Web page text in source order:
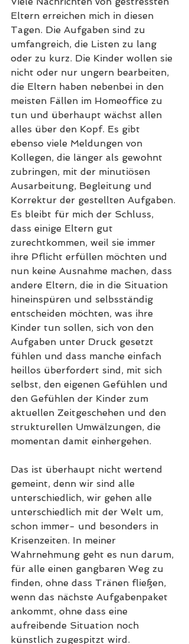
Eltern erreichen mich in diesen
Tagen. Die Aufgaben sind zu
umfangreich, die Listen zu lang
oder zu kurz. Die Kinder wollen sie
nicht oder nur ungern bearbeiten,
die Eltern haben nebenbei in den
meisten Fällen im Homeoffice zu
tun und überhaupt wächst allen
alles über den Kopf. Es gibt
ebenso viele Meldungen von
Kollegen, die länger als gewohnt
zubringen, mit der minutiösen
Ausarbeitung, Begleitung und
Korrektur der gestellten Aufgaben.
Es bleibt für mich der Schluss,
dass einige Eltern gut
zurechtkommen, weil sie immer
ihre Pflicht erfüllen möchten und
nun keine Ausnahme machen, dass
andere Eltern, die in die Situation
hineinspüren und selbsständig
entscheiden möchten, was ihre
Kinder tun sollen, sich von den
Aufgaben unter Druck gesetzt
fühlen und dass manche einfach
heillos überfordert sind, mit sich
selbst, den eigenen Gefühlen und
den Gefühlen der Kinder zum
aktuellen Zeitgeschehen und den
strukturellen Umwälzungen, die
momentan damit einhergehen.
Das ist überhaupt nicht wertend
gemeint, denn wir sind alle
unterschiedlich, wir gehen alle
unterschiedlich mit der Welt um,
schon immer- und besonders in
Krisenzeiten. In meiner
Wahrnehmung geht es nun darum,
für alle einen gangbaren Weg zu
finden, ohne dass Tränen fließen,
wenn das nächste Aufgabenpaket
ankommt, ohne dass eine
aufreibende Situation noch
künstlich zugespitzt wird.